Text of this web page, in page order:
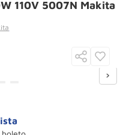
110V 5007N Makita